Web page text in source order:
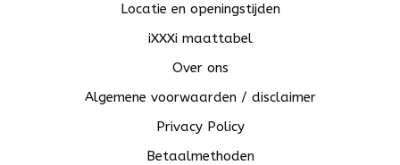
Locatie en openingstijden
iXXXi maattabel
Over ons
Algemene voorwaarden / disclaimer
Privacy Policy
Betaalmethoden